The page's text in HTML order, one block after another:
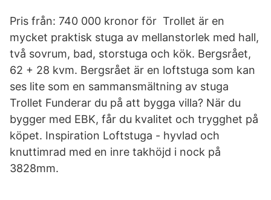
Pris från: 740 000 kronor för Trollet är en
mycket praktisk stuga av mellanstorlek med hall,
två sovrum, bad, storstuga och kök. Bergsrået,
62 + 28 kvm. Bergsrået är en loftstuga som kan
ses lite som en sammansmältning av stuga
Trollet Funderar du på att bygga villa? När du
bygger med EBK, får du kvalitet och trygghet på
köpet. Inspiration Loftstuga - hyvlad och
knuttimrad med en inre takhöjd i nock på
3828mm.